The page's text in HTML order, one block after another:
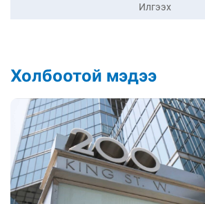
Илгээх
Холбоотой мэдээ